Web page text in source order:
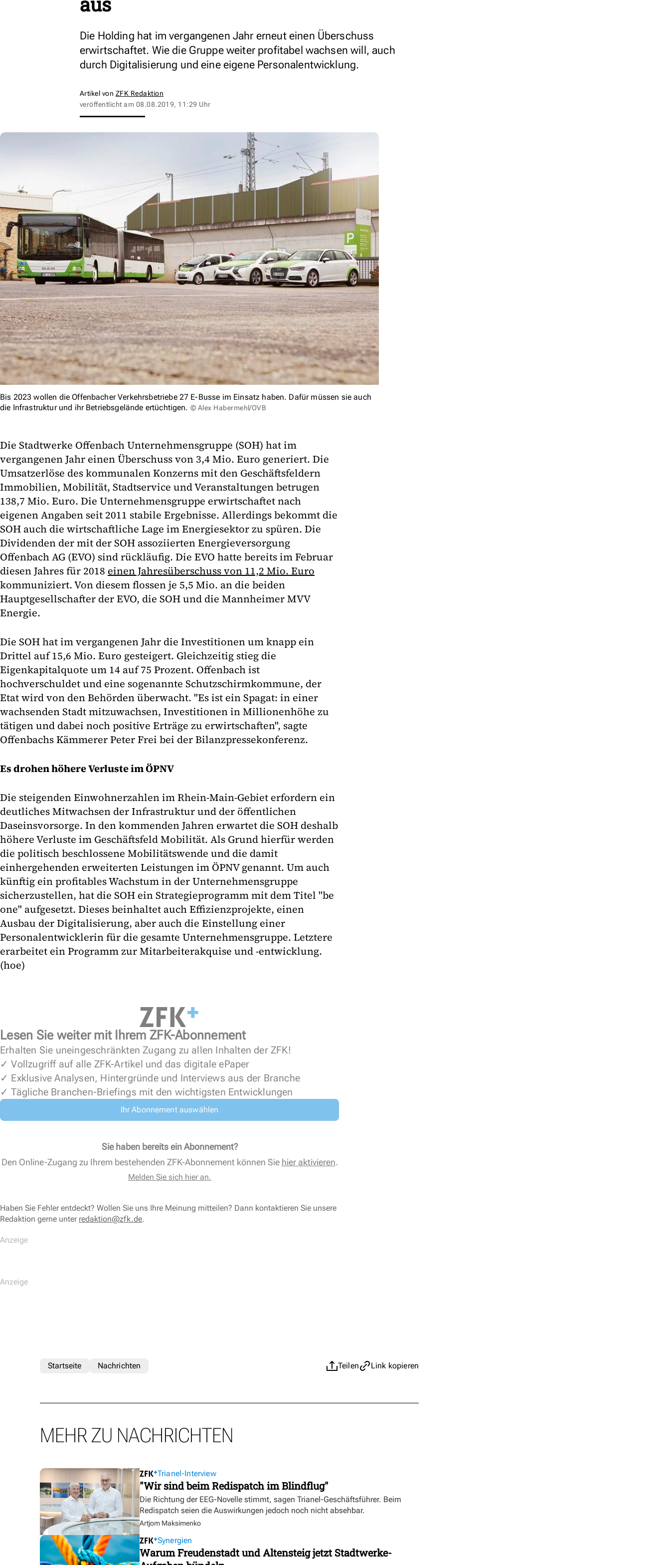
Die Holding hat im vergangenen Jahr erneut einen Überschuss
erwirtschaftet. Wie die Gruppe weiter profitabel wachsen will, auch
durch Digitalisierung und eine eigene Personalentwicklung.
Artikel von ZFK Redaktion
veröffentlicht am 08.08.2019, 11:29 Uhr
Bis 2023 wollen die Offenbacher Verkehrsbetriebe 27 E-Busse im Einsatz haben. Dafür müssen sie auch
die Infrastruktur und ihr Betriebsgelände ertüchtigen. © Alex Habermehl/OVB
Die Stadtwerke Offenbach Unternehmensgruppe (SOH) hat im
vergangenen Jahr einen Überschuss von 3,4 Mio. Euro generiert. Die
Umsatzerlöse des kommunalen Konzerns mit den Geschäftsfeldern
Immobilien, Mobilität, Stadtservice und Veranstaltungen betrugen
138,7 Mio. Euro. Die Unternehmensgruppe erwirtschaftet nach
eigenen Angaben seit 2011 stabile Ergebnisse. Allerdings bekommt die
SOH auch die wirtschaftliche Lage im Energiesektor zu spüren. Die
Dividenden der mit der SOH assoziierten Energieversorgung
Offenbach AG (EVO) sind rückläufig. Die EVO hatte bereits im Februar
diesen Jahres für 2018 einen Jahresüberschuss von 11,2 Mio. Euro
kommuniziert. Von diesem flossen je 5,5 Mio. an die beiden
Hauptgesellschafter der EVO, die SOH und die Mannheimer MVV
Energie.
Die SOH hat im vergangenen Jahr die Investitionen um knapp ein
Drittel auf 15,6 Mio. Euro gesteigert. Gleichzeitig stieg die
Eigenkapitalquote um 14 auf 75 Prozent. Offenbach ist
hochverschuldet und eine sogenannte Schutzschirmkommune, der
Etat wird von den Behörden überwacht. "Es ist ein Spagat: in einer
wachsenden Stadt mitzuwachsen, Investitionen in Millionenhöhe zu
tätigen und dabei noch positive Erträge zu erwirtschaften", sagte
Offenbachs Kämmerer Peter Frei bei der Bilanzpressekonferenz.
Es drohen höhere Verluste im ÖPNV
Die steigenden Einwohnerzahlen im Rhein-Main-Gebiet erfordern ein
deutliches Mitwachsen der Infrastruktur und der öffentlichen
Daseinsvorsorge. In den kommenden Jahren erwartet die SOH deshalb
höhere Verluste im Geschäftsfeld Mobilität. Als Grund hierfür werden
die politisch beschlossene Mobilitätswende und die damit
einhergehenden erweiterten Leistungen im ÖPNV genannt. Um auch
künftig ein profitables Wachstum in der Unternehmensgruppe
sicherzustellen, hat die SOH ein Strategieprogramm mit dem Titel "be
one" aufgesetzt. Dieses beinhaltet auch Effizienzprojekte, einen
Ausbau der Digitalisierung, aber auch die Einstellung einer
Personalentwicklerin für die gesamte Unternehmensgruppe. Letztere
erarbeitet ein Programm zur Mitarbeiterakquise und -entwicklung.
(hoe)
Lesen Sie weiter mit Ihrem ZFK-Abonnement
Erhalten Sie uneingeschränkten Zugang zu allen Inhalten der ZFK!
✓ Vollzugriff auf alle ZFK-Artikel und das digitale ePaper
✓ Exklusive Analysen, Hintergründe und Interviews aus der Branche
✓ Tägliche Branchen-Briefings mit den wichtigsten Entwicklungen
Ihr Abonnement auswählen
Sie haben bereits ein Abonnement?
Den Online-Zugang zu Ihrem bestehenden ZFK-Abonnement können Sie hier aktivieren.
Melden Sie sich hier an.
Haben Sie Fehler entdeckt? Wollen Sie uns Ihre Meinung mitteilen? Dann kontaktieren Sie unsere
Redaktion gerne unter redaktion@zfk.de.
Teilen Link kopieren
Startseite Nachrichten
MEHR ZU NACHRICHTEN
Trianel-Interview
"Wir sind beim Redispatch im Blindflug"
Die Richtung der EEG-Novelle stimmt, sagen Trianel-Geschäftsführer. Beim
Redispatch seien die Auswirkungen jedoch noch nicht absehbar.
Artjom Maksimenko
Synergien
Warum Freudenstadt und Altensteig jetzt Stadtwerke-